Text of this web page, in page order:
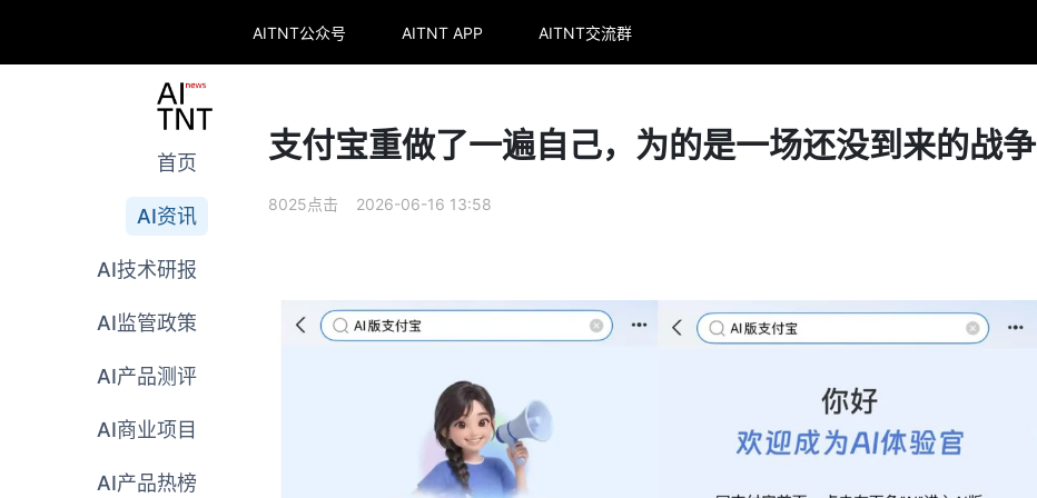
AITNT公众号 AITNT APP AITNT交流群
首页
AI资讯
AI技术研报
AI监管政策
AI产品测评
AI商业项目
AI产品热榜
支付宝重做了一遍自己，为的是一场还没到来的战争
8025点击 2026-06-16 13:58